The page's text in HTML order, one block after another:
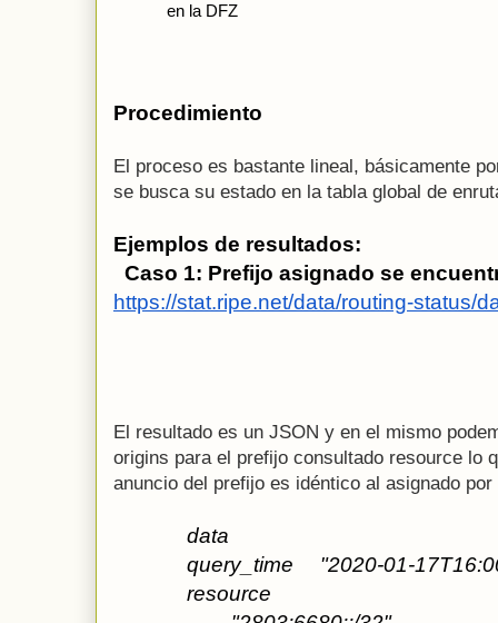
  en la DFZ
Procedimiento
El proceso es bastante lineal, básicamente
se busca su estado en la tabla global de
Ejemplos de resultados:
Caso 1: Prefijo asignado se
https://stat.ripe.net/data/routing-status/
El resultado es un JSON y en el mismo
origins para el prefijo consultado resource lo
anuncio del prefijo es idéntico al asignado por
data
query_time
"2020-01-
resource